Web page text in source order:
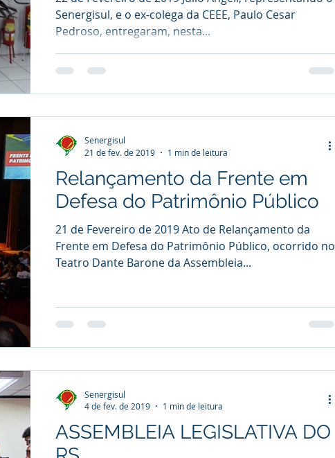
Senergisul, e o ex-colega da CEEE, Paulo Cesar
Pedroso, entregaram, nesta...
Relançamento da Frente em
Defesa do Patrimônio Público
21 de Fevereiro de 2019 Ato de Relançamento da
Frente em Defesa do Patrimônio Público, ocorrido no
Teatro Dante Barone da Assembleia...
Senergisul
21 de fev. de 2019
1 min de leitura
ASSEMBLEIA LEGISLATIVA DO
Senergisul
4 de fev. de 2019
1 min de leitura